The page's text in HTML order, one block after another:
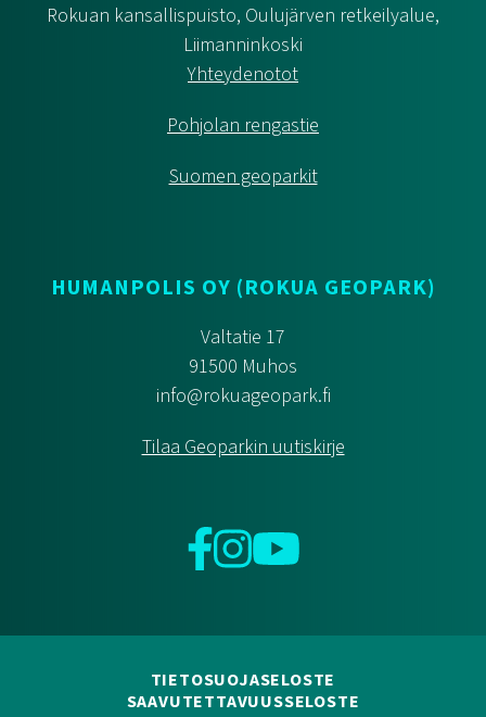
Rokuan kansallispuisto, Oulujärven retkeilyalue,
Liimanninkoski
Yhteydenotot
Pohjolan rengastie
Suomen geoparkit
HUMANPOLIS OY (ROKUA GEOPARK)
Valtatie 17
91500 Muhos
info@rokuageopark.fi
Tilaa Geoparkin uutiskirje
Facebook
InstagramYouTube
TIETOSUOJASELOSTE
SAAVUTETTAVUUSSELOSTE